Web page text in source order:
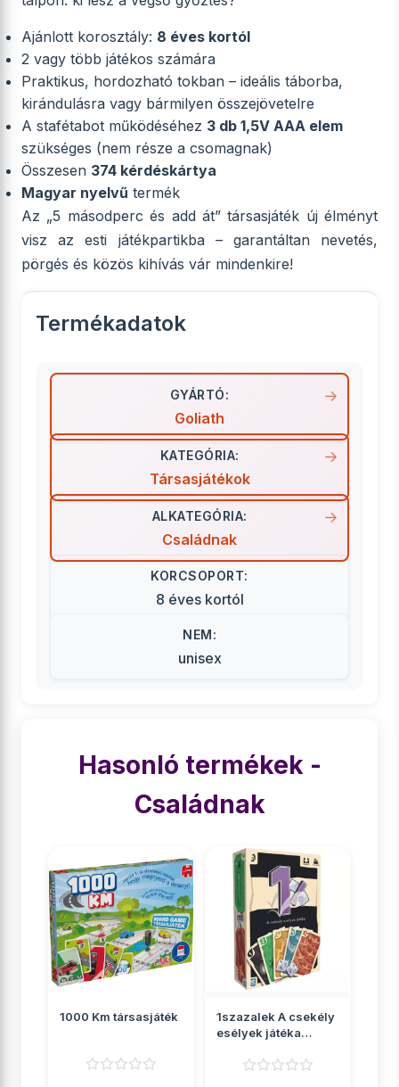
Ajánlott korosztály: 8 éves kortól
2 vagy több játékos számára
Praktikus, hordozható tokban – ideális táborba,
kirándulásra vagy bármilyen összejövetelre
A stafétabot működéséhez 3 db 1,5V AAA elem
szükséges (nem része a csomagnak)
Összesen 374 kérdéskártya
Magyar nyelvű termék
Az „5 másodperc és add át” társasjáték új élményt
visz az esti játékpartikba – garantáltan nevetés,
pörgés és közös kihívás vár mindenkire!
Termékadatok
GYÁRTÓ:
Goliath
KATEGÓRIA:
Társasjátékok
ALKATEGÓRIA:
Családnak
KORCSOPORT:
8 éves kortól
NEM:
unisex
Hasonló termékek -
Családnak
1000 Km társasjáték
1szazalek A csekély
esélyek játéka